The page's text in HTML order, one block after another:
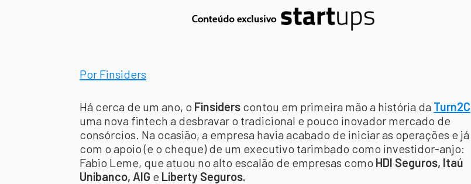
Por Finsiders
Há cerca de um ano, o Finsiders contou em primeira mão a história da Turn2C
uma nova fintech a desbravar o tradicional e pouco inovador mercado de
consórcios. Na ocasião, a empresa havia acabado de iniciar as operações e já
com o apoio (e o cheque) de um executivo tarimbado como investidor-anjo:
Fabio Leme, que atuou no alto escalão de empresas como HDI Seguros, Itaú
Unibanco, AIG e Liberty Seguros.